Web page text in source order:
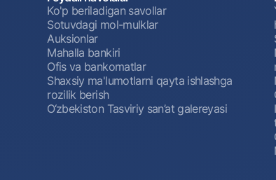
Ko'p beriladigan savollar
Sotuvdagi mol-mulklar
Auksionlar
Mahalla bankiri
Ofis va bankomatlar
Shaxsiy ma'lumotlarni qayta ishlashga
rozilik berish
O‘zbekiston Tasviriy san’at galereyasi